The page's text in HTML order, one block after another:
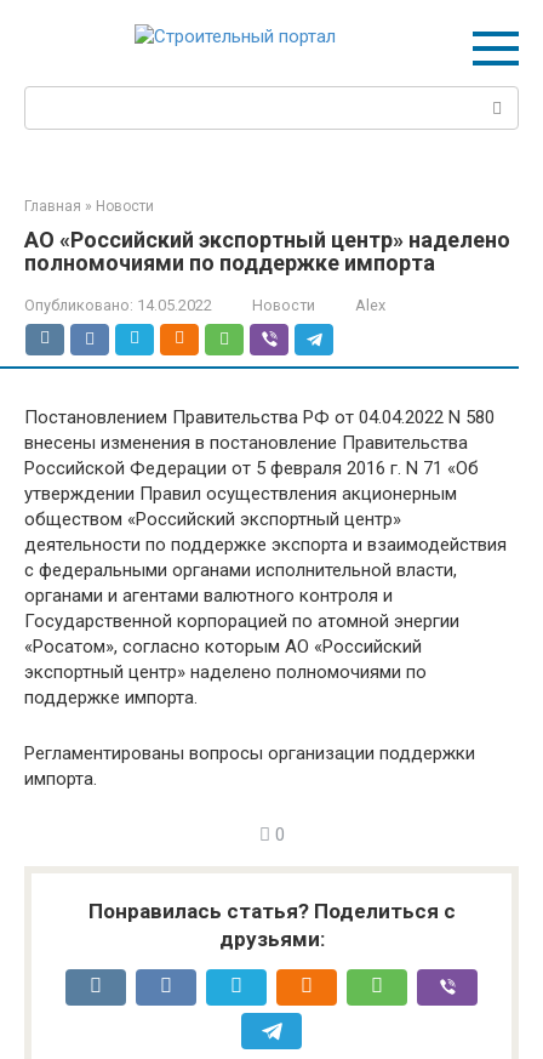
Поиск:
Главная » Новости
АО «Российский экспортный центр» наделено
полномочиями по поддержке импорта
Опубликовано: 14.05.2022 Новости Alex
Постановлением Правительства РФ от 04.04.2022 N 580
внесены изменения в постановление Правительства
Российской Федерации от 5 февраля 2016 г. N 71 «Об
утверждении Правил осуществления акционерным
обществом «Российский экспортный центр»
деятельности по поддержке экспорта и взаимодействия
с федеральными органами исполнительной власти,
органами и агентами валютного контроля и
Государственной корпорацией по атомной энергии
«Росатом», согласно которым АО «Российский
экспортный центр» наделено полномочиями по
поддержке импорта.
Регламентированы вопросы организации поддержки
импорта.
0
Понравилась статья? Поделиться с
друзьями: